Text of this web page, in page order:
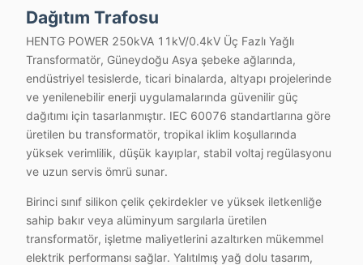
Dağıtım Trafosu
HENTG POWER 250kVA 11kV/0.4kV Üç Fazlı Yağlı
Transformatör, Güneydoğu Asya şebeke ağlarında,
endüstriyel tesislerde, ticari binalarda, altyapı projelerinde
ve yenilenebilir enerji uygulamalarında güvenilir güç
dağıtımı için tasarlanmıştır. IEC 60076 standartlarına göre
üretilen bu transformatör, tropikal iklim koşullarında
yüksek verimlilik, düşük kayıplar, stabil voltaj regülasyonu
ve uzun servis ömrü sunar.
Birinci sınıf silikon çelik çekirdekler ve yüksek iletkenliğe
sahip bakır veya alüminyum sargılarla üretilen
transformatör, işletme maliyetlerini azaltırken mükemmel
elektrik performansı sağlar. Yalıtılmış yağ dolu tasarım,